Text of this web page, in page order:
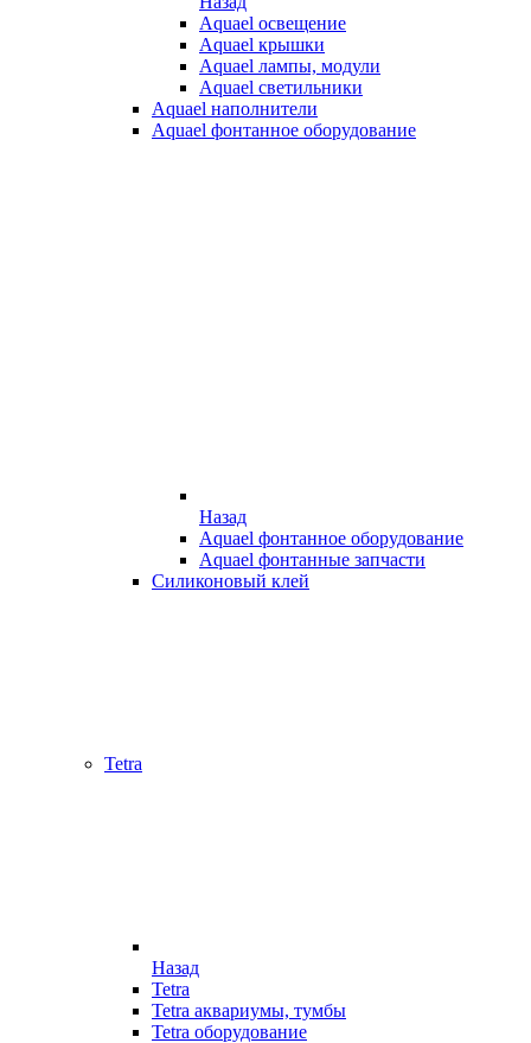
Aquael освещение
Aquael крышки
Aquael лампы, модули
Aquael светильники
Aquael наполнители
Aquael фонтанное оборудование
Назад
Aquael фонтанное оборудование
Aquael фонтанные запчасти
Силиконовый клей
Tetra
Назад
Tetra
Tetra аквариумы, тумбы
Tetra оборудование